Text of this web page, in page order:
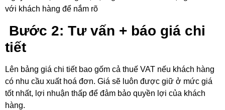
với khách hàng để nắm rõ
Bước 2: Tư vấn + báo giá chi
tiết
Lên bảng giá chi tiết bao gốm cả thuế VAT nếu khách hàng
có nhu cầu xuất hoá đơn. Giá sẽ luôn được giữ ở mức giá
tốt nhất, lợi nhuận thấp để đảm bảo quyền lợi của khách
hàng.